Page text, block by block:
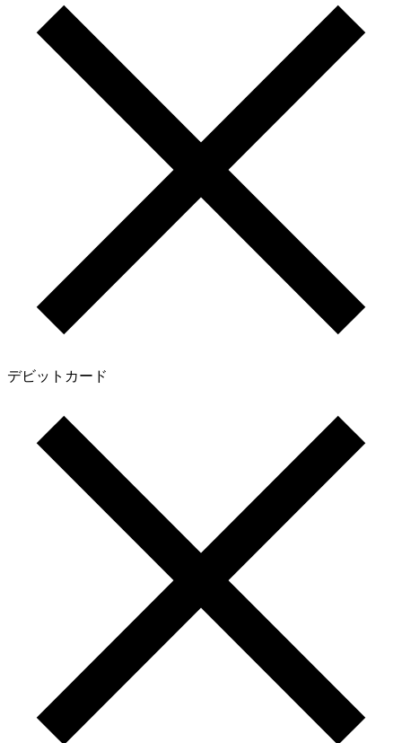
デビットカード